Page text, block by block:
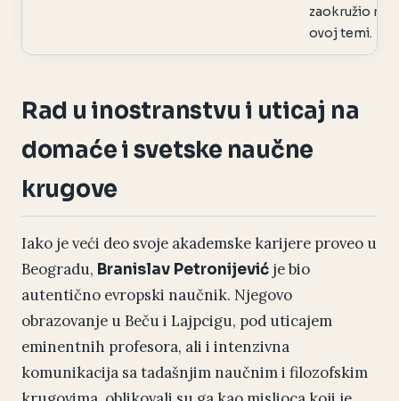
zaokružio rad
ovoj temi.
Rad u inostranstvu i uticaj na
domaće i svetske naučne
krugove
Iako je veći deo svoje akademske karijere proveo u
Beogradu, Branislav Petronijević je bio
autentično evropski naučnik. Njegovo
obrazovanje u Beču i Lajpcigu, pod uticajem
eminentnih profesora, ali i intenzivna
komunikacija sa tadašnjim naučnim i filozofskim